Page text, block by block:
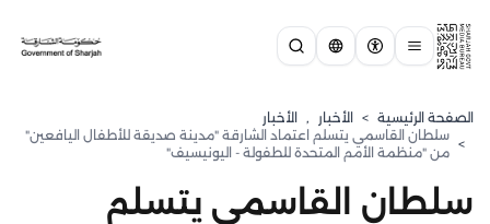
الصفحة الرئيسية > الأخبار , الأخبار
>
سلطان القاسمي يتسلم اعتماد الشارقة "مدينة صديقة للأطفال اليافعين"
من "منظمة الأمم المتحدة للطفولة - اليونيسيف"
سلطان القاسمي يتسلم